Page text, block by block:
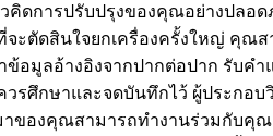
ดการปรับปรุงของคุณอย่างปลอ
ตัดสินใจยกเครื่องครั้งใหญ่ คุณ
ข้อมูลอ้างอิงจากปากต่อปาก รับ
รศึกษาและจดบันทึกไว้ ผู้ประกอ
าของคุณสามารถทำงานร่วมกับ